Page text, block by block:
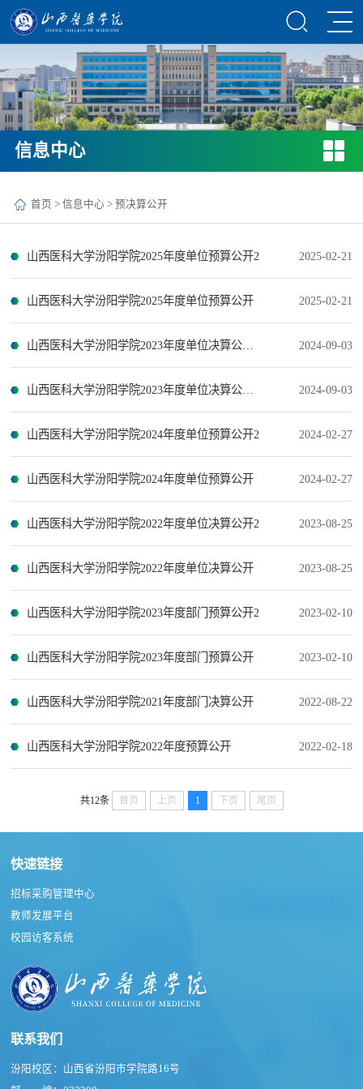
信息中心
首页 > 信息中心 > 预决算公开
山西医科大学汾阳学院2025年度单位预算公开2 2025-02-21
山西医科大学汾阳学院2025年度单位预算公开 2025-02-21
2024-09-03
2024-09-03
山西医科大学汾阳学院2024年度单位预算公开2 2024-02-27
山西医科大学汾阳学院2024年度单位预算公开 2024-02-27
山西医科大学汾阳学院2022年度单位决算公开2 2023-08-25
山西医科大学汾阳学院2022年度单位决算公开 2023-08-25
山西医科大学汾阳学院2023年度部门预算公开2 2023-02-10
山西医科大学汾阳学院2023年度部门预算公开 2023-02-10
山西医科大学汾阳学院2021年度部门决算公开 2022-08-22
山西医科大学汾阳学院2022年度预算公开 2022-02-18
共12条 首页 上页 1 下页 尾页
快速链接
招标采购管理中心
教师发展平台
校园访客系统
联系我们
汾阳校区：山西省汾阳市学院路16号